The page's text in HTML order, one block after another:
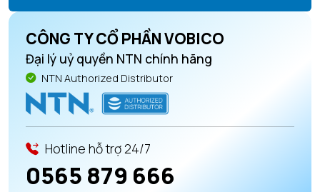
CÔNG TY CỔ PHẦN VOBICO
Đại lý uỷ quyền NTN chính hãng
NTN Authorized Distributor
Hotline hỗ trợ 24/7
0565 879 666